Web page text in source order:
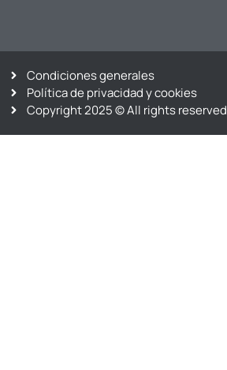
Condiciones generales
Política de privacidad y cookies
Copyright 2025 © All rights reserved